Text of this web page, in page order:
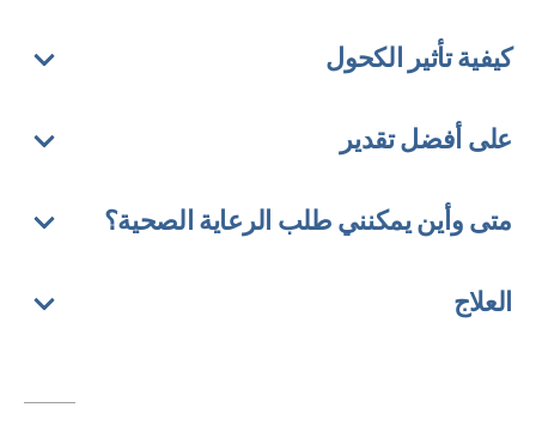
كيفية تأثير الكحول
على أفضل تقدير
متى وأين يمكنني طلب الرعاية الصحية؟
العلاج